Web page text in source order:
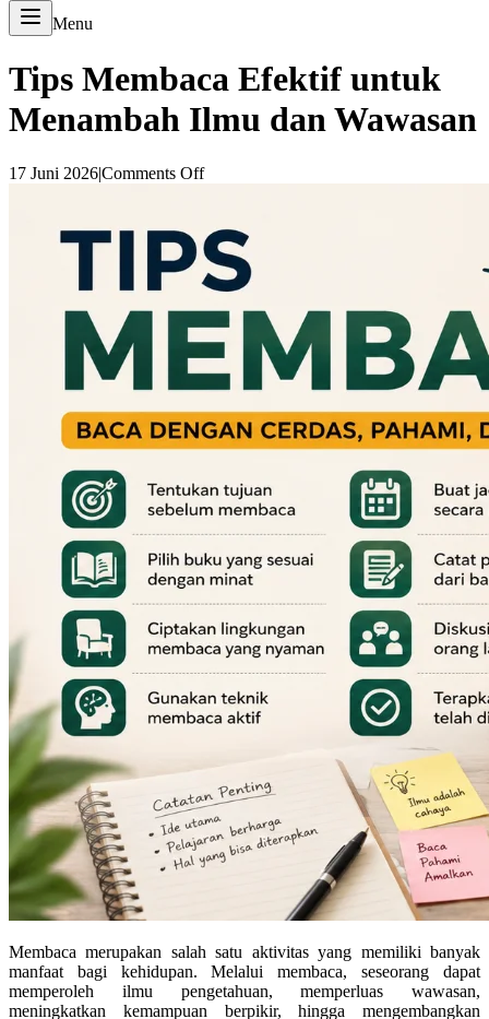
Menu
Tips Membaca Efektif untuk
Menambah Ilmu dan Wawasan
17 Juni 2026|Comments Off
Membaca merupakan salah satu aktivitas yang memiliki banyak
manfaat bagi kehidupan. Melalui membaca, seseorang dapat
memperoleh ilmu pengetahuan, memperluas wawasan,
meningkatkan kemampuan berpikir, hingga mengembangkan